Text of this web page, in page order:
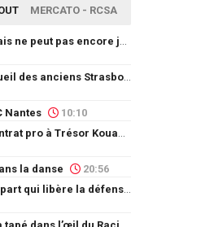
MERCATO - RCSA
Nantes
10:10
la danse
20:56